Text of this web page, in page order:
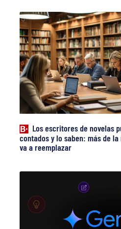
Los escritores de novelas
contados y lo saben: más de
va a reemplazar